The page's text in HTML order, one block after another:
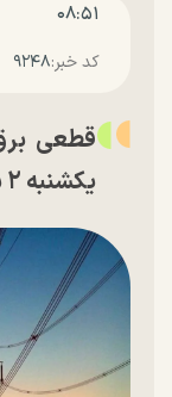
۰۸:۵۱
کد خبر:۹۲۴۸
قطعی
یکشنبه ۲ شهریور ۱۴۰۴